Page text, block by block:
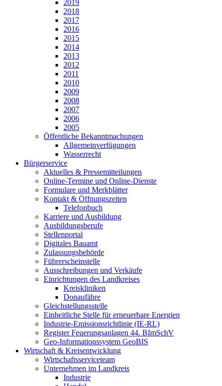
2019
2018
2017
2016
2015
2014
2013
2012
2011
2010
2009
2008
2007
2006
2005
Öffentliche Bekanntmachungen
Allgemeinverfügungen
Wasserrecht
Bürgerservice
Aktuelles & Pressemitteilungen
Online-Termine und Online-Dienste
Formulare und Merkblätter
Kontakt & Öffnungszeiten
Telefonbuch
Karriere und Ausbildung
Ausbildungsberufe
Stellenportal
Digitales Bauamt
Zulassungsbehörde
Führerscheinstelle
Ausschreibungen und Verkäufe
Einrichtungen des Landkreises
Kreiskliniken
Donaufähre
Gleichstellungsstelle
Einheitliche Stelle für erneuerbare Energien
Industrie-Emissionsrichtlinie (IE-RL)
Register Feuerungsanlagen 44. BImSchV
Geo-Informationssystem GeoBIS
Wirtschaft & Kreisentwicklung
Wirtschaftsserviceteam
Unternehmen im Landkreis
Industrie